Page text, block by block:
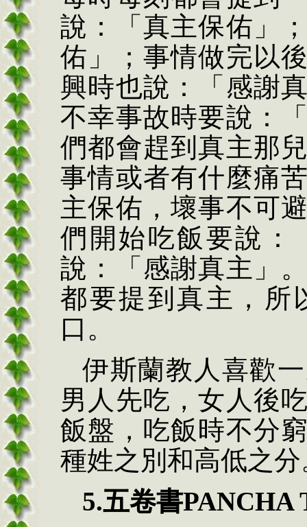
說：「真主保佑」
佑」；事情做完以
興時也說：「感謝
不幸事故時要說：
們都會趕到真主那
事情或者有什麼痛
主保佑，壞事不可
們開始吃飯要說：
說：「感謝真主」
都要提到真主，所
口。
伊斯蘭教人喜歡
男人先吃，女人後
飯盤，吃飯時不分
種姓之別和高低之分
5.五卷書PANCHA